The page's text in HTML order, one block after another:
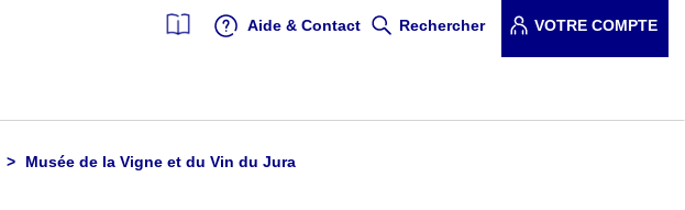
Aide & Contact Rechercher VOTRE COMPTE
Musée de la Vigne et du Vin du Jura